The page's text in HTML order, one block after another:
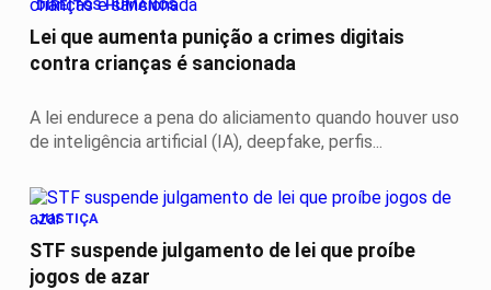
DIREITOS HUMANOS
Lei que aumenta punição a crimes digitais
contra crianças é sancionada
A lei endurece a pena do aliciamento quando houver uso
de inteligência artificial (IA), deepfake, perfis...
JUSTIÇA
STF suspende julgamento de lei que proíbe
jogos de azar